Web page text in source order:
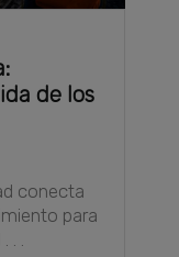
de los
conecta
para
.